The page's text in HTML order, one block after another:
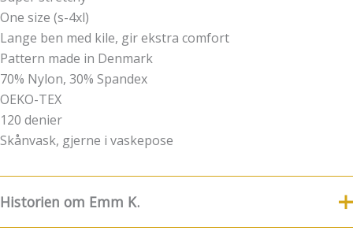
One size (s-4xl)
Lange ben med kile, gir ekstra comfort
Pattern made in Denmark
70% Nylon, 30% Spandex
OEKO-TEX
120 denier
Skånvask, gjerne i vaskepose
Historien om Emm K.